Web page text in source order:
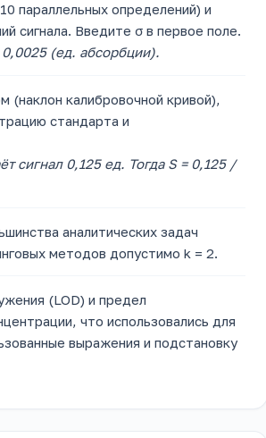
параллельных определений) и
сигнала. Введите σ в первое поле.
(ед. абсорбции).
калибровочной кривой),
стандарта и
сигнал 0,125 ед. Тогда S = 0,125 /
аналитических задач
методов допустимо k = 2.
(LOD) и предел
что использовались для
выражения и подстановку